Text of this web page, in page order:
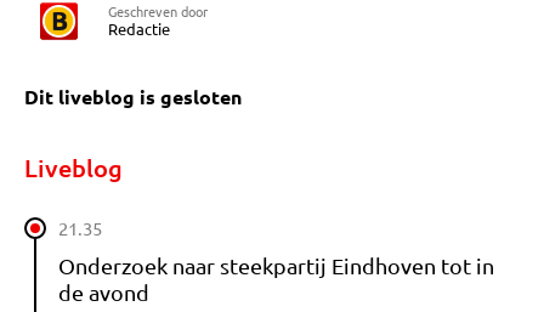
Geschreven door
Redactie
Dit liveblog is gesloten
Liveblog
21.35
Onderzoek naar steekpartij Eindhoven tot in
de avond